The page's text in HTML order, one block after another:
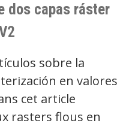
dos capas ráster
sobre la
en valores
cet article
rasters flous en